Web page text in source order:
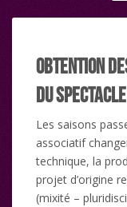
Obtention
du spectacle
Les saisons
associatif
technique, la
projet d’origine
(mixité –